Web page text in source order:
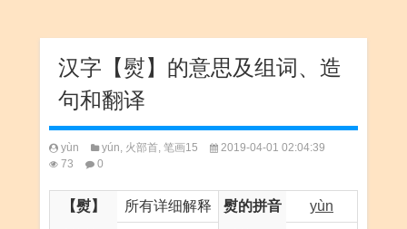
汉字【熨】的意思及组词、造
句和翻译
yùn yún, 火部首, 笔画15
2019-04-01 02:04:39
73
0
【熨】 所有详细解释 熨的拼音 yùn